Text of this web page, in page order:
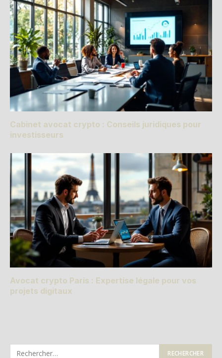
Cabinet avocat crypto : Conseils juridiques pour
investisseurs
Avocat crypto Paris : Expertise légale pour vos
projets digitaux